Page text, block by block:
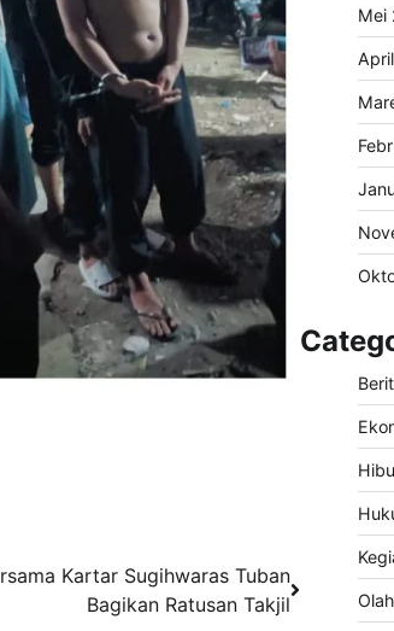
Kartar Sugihwaras Tuban
Bagikan Ratusan Takjil
Mei